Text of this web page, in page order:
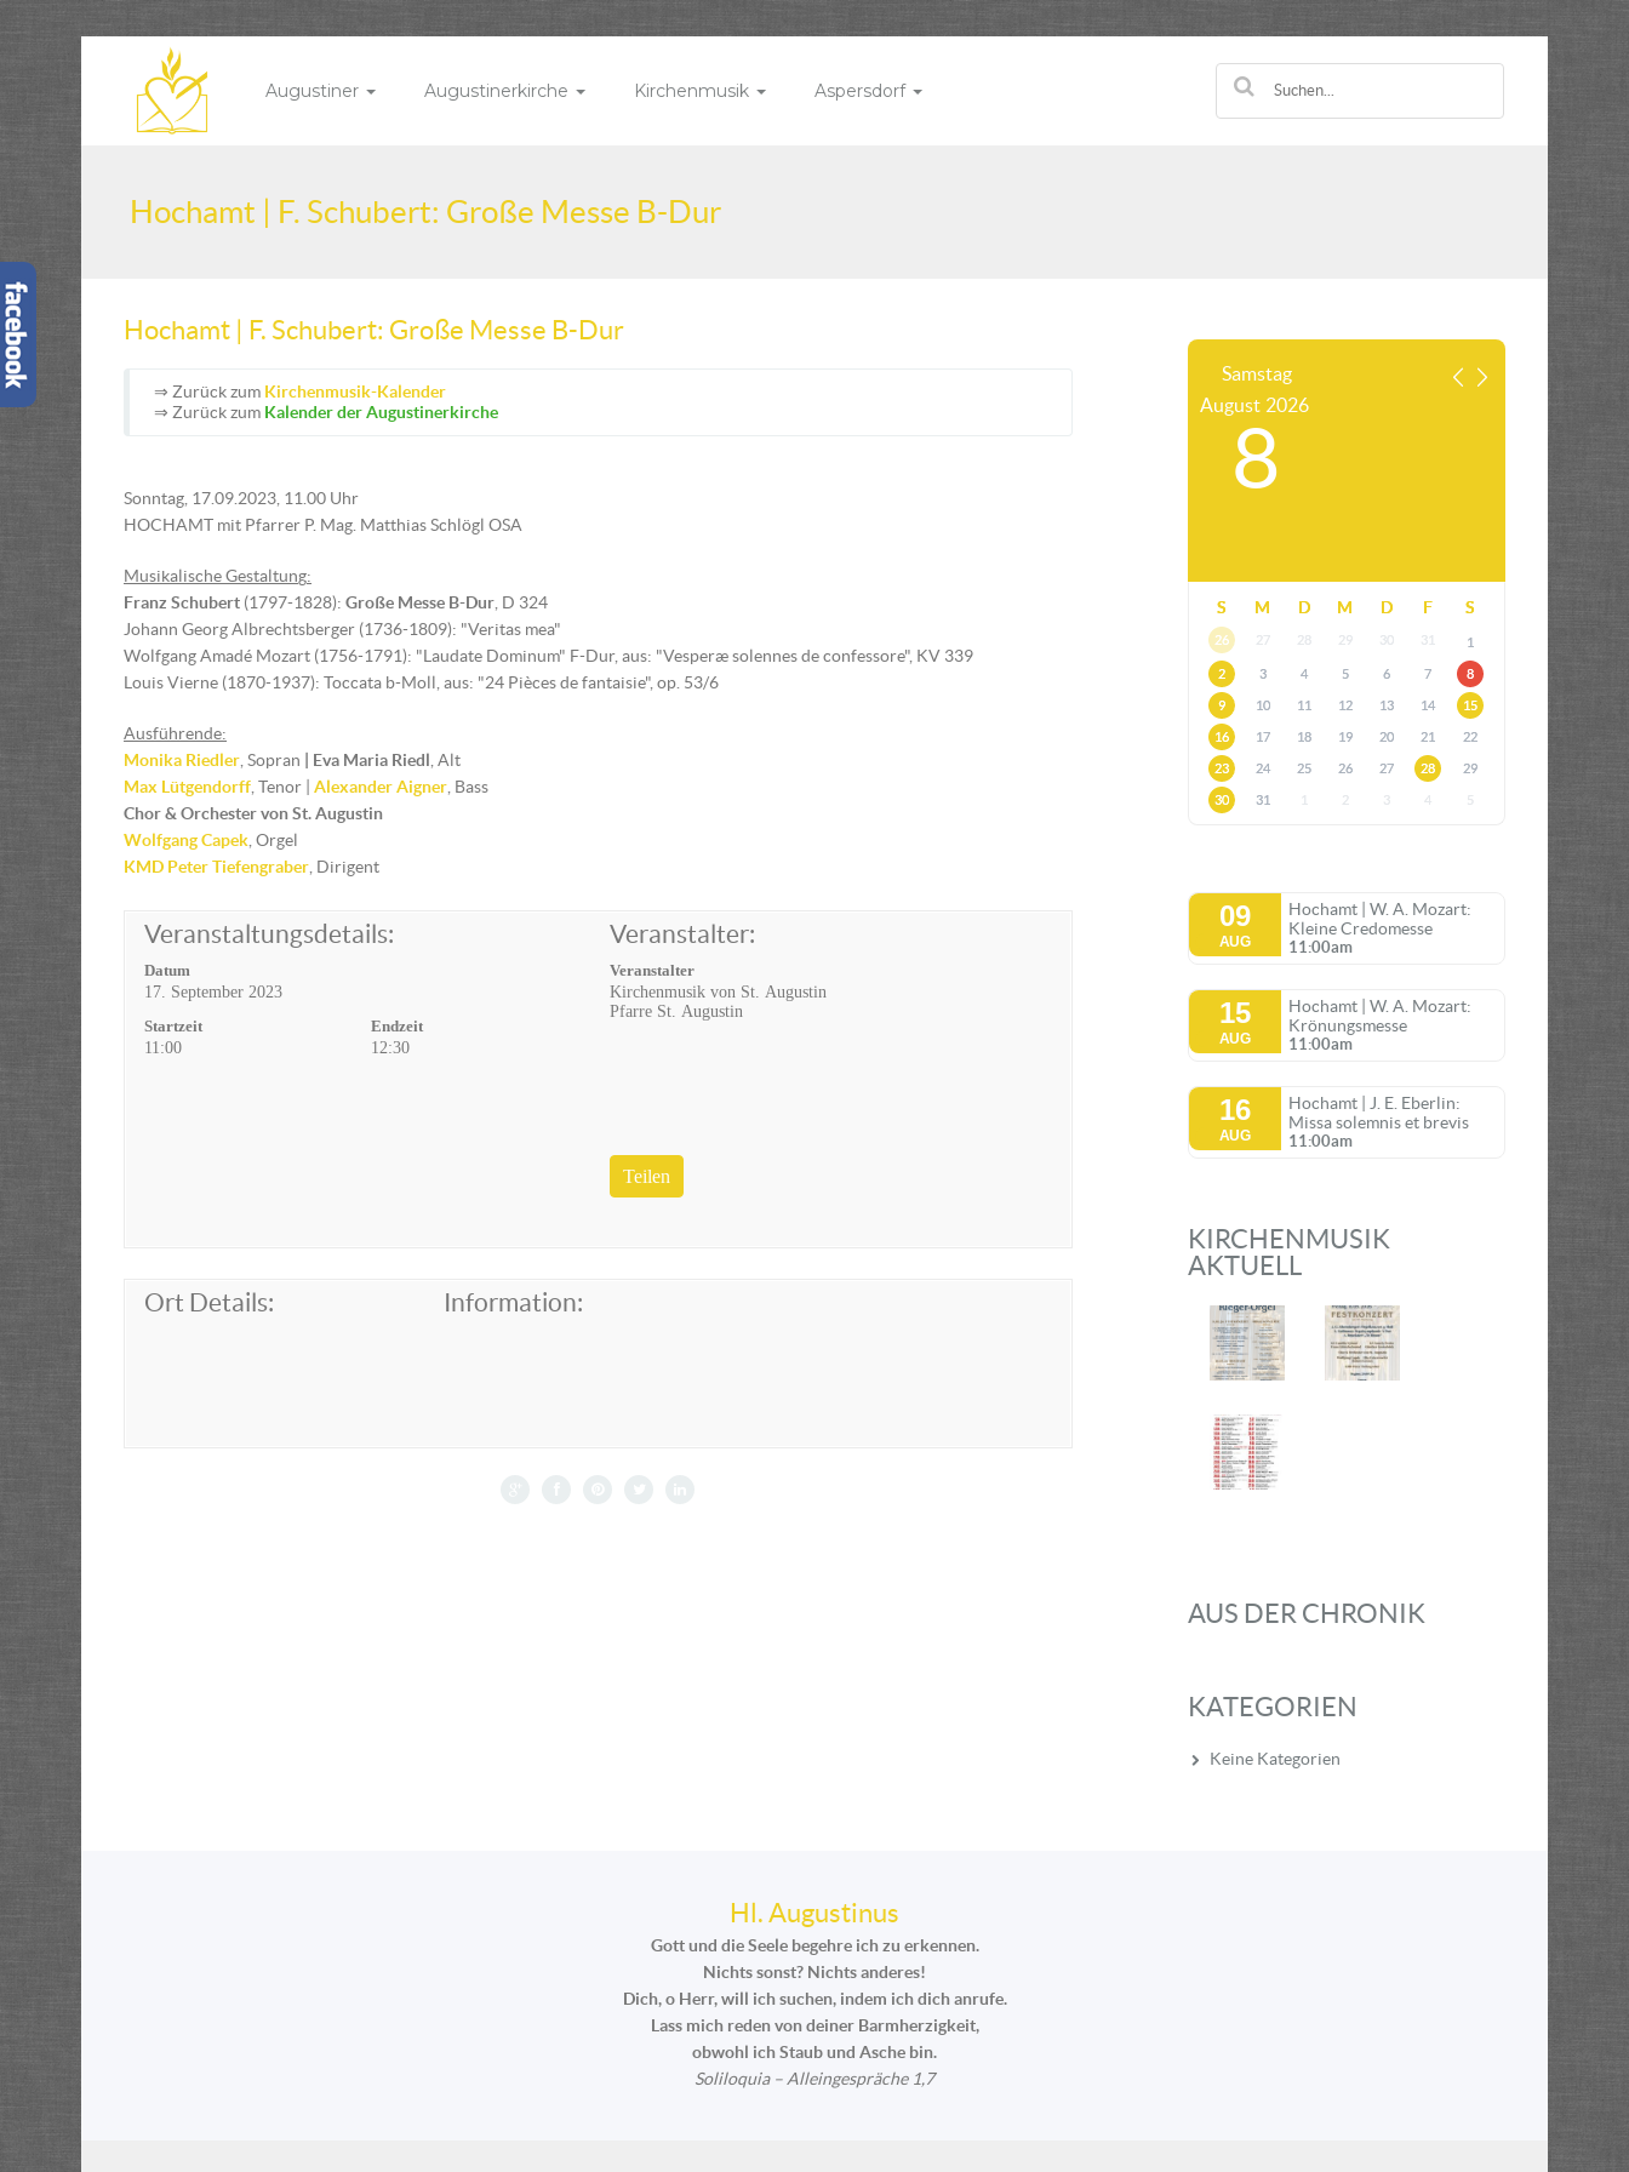
Augustiner Augustinerkirche Kirchenmusik Aspersdorf
Hochamt | F. Schubert: Große Messe B-Dur
Hochamt | F. Schubert: Große Messe B-Dur
⇒ Zurück zum Kirchenmusik-Kalender
⇒ Zurück zum Kalender der Augustinerkirche
Sonntag, 17.09.2023, 11.00 Uhr
HOCHAMT mit Pfarrer P. Mag. Matthias Schlögl OSA
Musikalische Gestaltung:
Franz Schubert (1797-1828): Große Messe B-Dur , D 324
Johann Georg Albrechtsberger (1736-1809): "Veritas mea"
Wolfgang Amadé Mozart (1756-1791): "Laudate Dominum" F-Dur, aus: "Vesperæ solennes de confessore", KV 339
Louis Vierne (1870-1937): Toccata b-Moll, aus: "24 Pièces de fantaisie", op. 53/6
Ausführende:
Monika Riedler , Sopran | Eva Maria Riedl , Alt
Max Lütgendorff , Tenor | Alexander Aigner , Bass
Chor & Orchester von St. Augustin
Wolfgang Capek , Orgel
KMD Peter Tiefengraber , Dirigent
Veranstaltungsdetails:
Datum
17. September 2023
Startzeit
11:00
Endzeit
12:30
Veranstalter:
Veranstalter
Kirchenmusik von St. Augustin
Pfarre St. Augustin
Teilen
Ort Details: Information:
Samstag
August 2026
8
S M D M D F S
26 27 28 29 30 31 1
2 3 4 5 6 7 8
9 10 11 12 13 14 15
16 17 18 19 20 21 22
23 24 25 26 27 28 29
30 31 1 2 3 4 5
09
AUG
Hochamt | W. A. Mozart:
Kleine Credomesse
11:00am
15
AUG
Hochamt | W. A. Mozart:
Krönungsmesse
11:00am
16
AUG
Hochamt | J. E. Eberlin:
Missa solemnis et brevis
11:00am
KIRCHENMUSIK
AKTUELL
AUS DER CHRONIK
KATEGORIEN
Keine Kategorien
Hl. Augustinus
Gott und die Seele begehre ich zu erkennen.
Nichts sonst? Nichts anderes!
Dich, o Herr, will ich suchen, indem ich dich anrufe.
Lass mich reden von deiner Barmherzigkeit,
obwohl ich Staub und Asche bin.
Soliloquia – Alleingespräche 1,7